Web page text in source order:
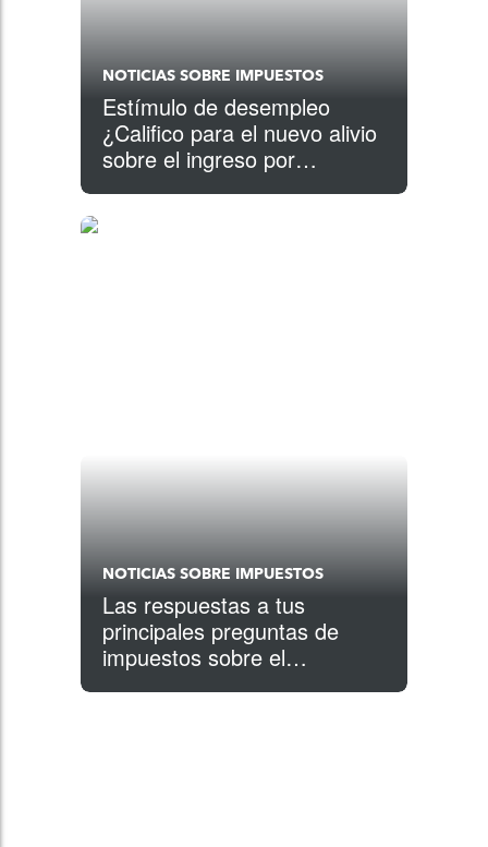
NOTICIAS SOBRE IMPUESTOS
Estímulo de desempleo
¿Califico para el nuevo alivio
sobre el ingreso por
NOTICIAS SOBRE IMPUESTOS
Las respuestas a tus
principales preguntas de
impuestos sobre el